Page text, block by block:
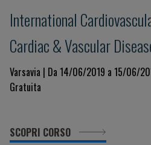
International
Cardiac & Vascular
Varsavia | Da 14/06/2019 a 15/06/
Gratuita
SCOPRI CORSO